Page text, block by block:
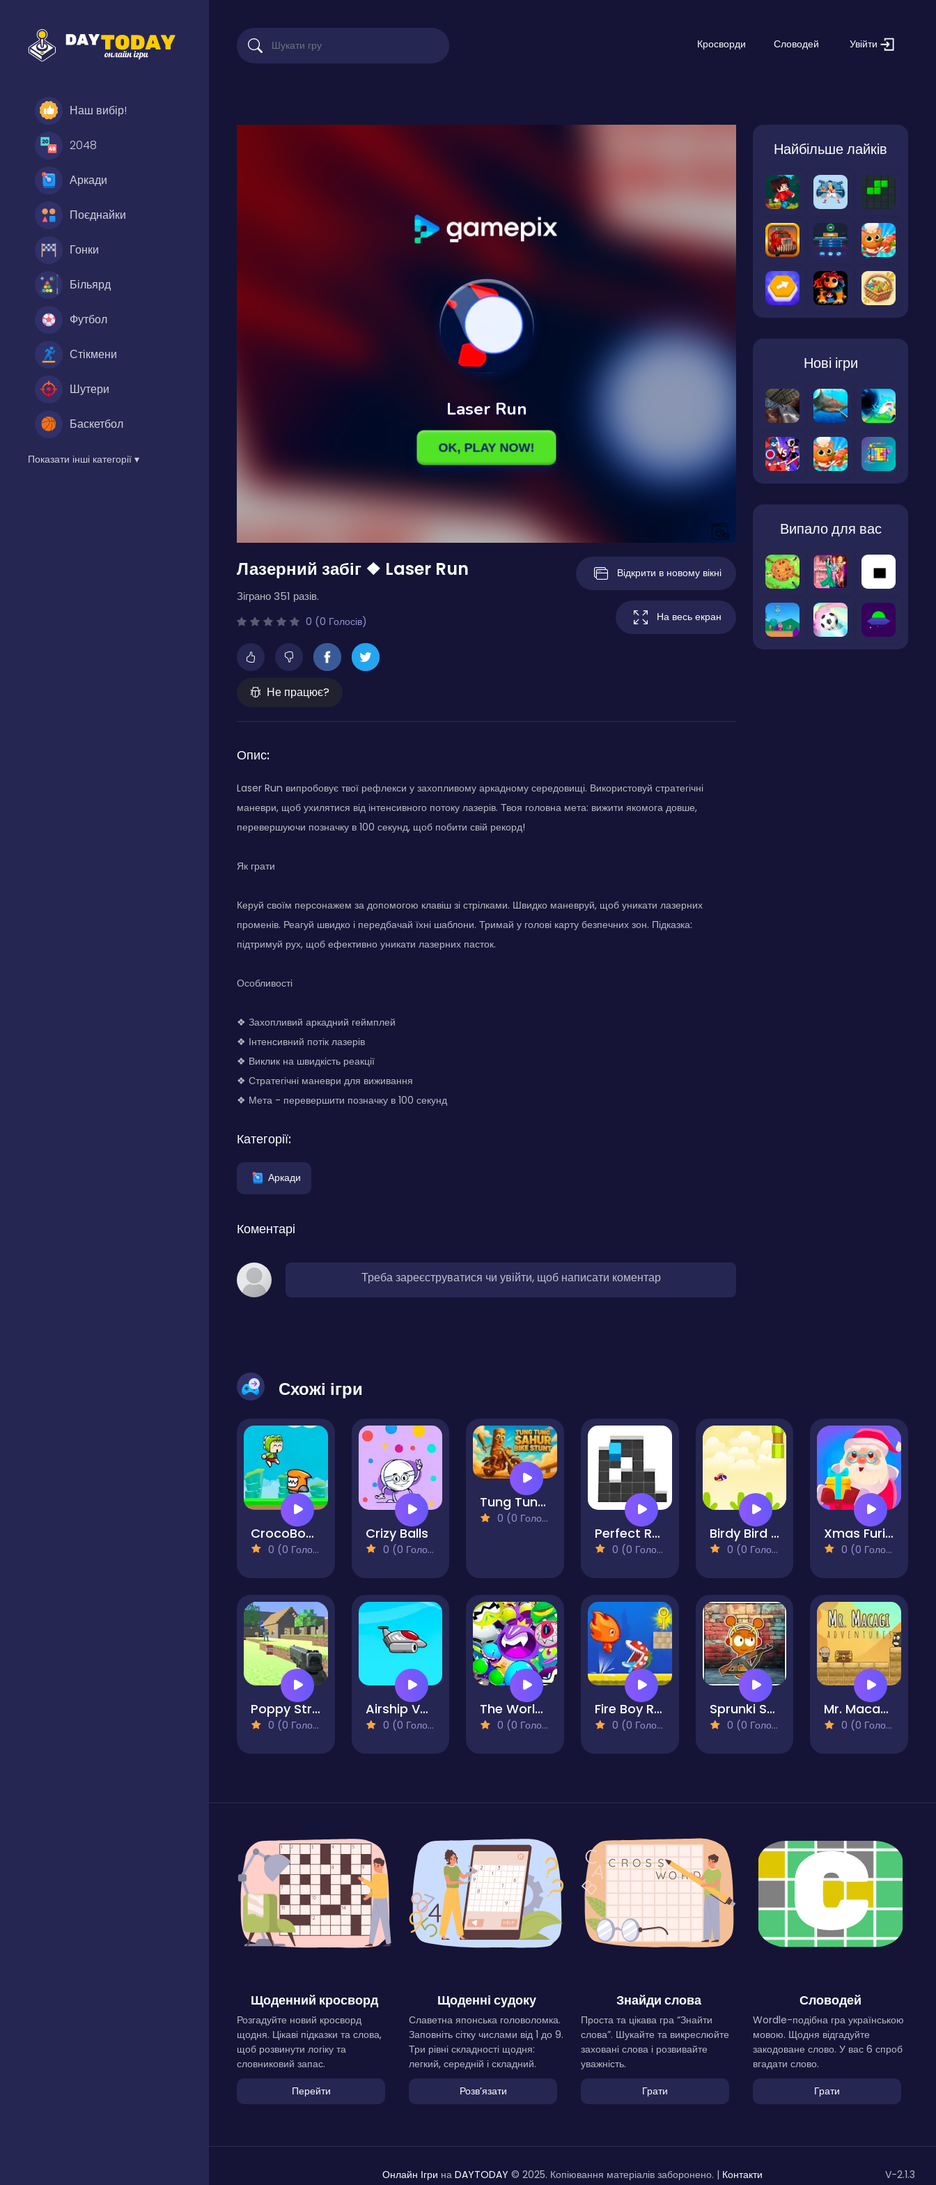
Наш вибір!
2048
Аркади
Поєднайки
Гонки
Більярд
Футбол
Стікмени
Шутери
Баскетбол
Показати інші категорії ▾
Кросворди Словодей Увійти
Лазерний забіг ❖ Laser Run
Зіграно 351 разів.
0 (0 Голосів)
Не працює?
Відкрити в новому вікні
На весь екран
Опис:
Laser Run випробовує твої рефлекси у захопливому аркадному середовищі. Використовуй стратегічні
маневри, щоб ухилятися від інтенсивного потоку лазерів. Твоя головна мета: вижити якомога довше,
перевершуючи позначку в 100 секунд, щоб побити свій рекорд!
Як грати
Керуй своїм персонажем за допомогою клавіш зі стрілками. Швидко маневруй, щоб уникати лазерних
променів. Реагуй швидко і передбачай їхні шаблони. Тримай у голові карту безпечних зон. Підказка:
підтримуй рух, щоб ефективно уникати лазерних пасток.
Особливості
❖ Захопливий аркадний геймплей
❖ Інтенсивний потік лазерів
❖ Виклик на швидкість реакції
❖ Стратегічні маневри для виживання
❖ Мета - перевершити позначку в 100 секунд
Категорії:
Аркади
Коментарі
Треба зареєструватися чи увійти, щоб написати коментар
Найбільше лайків
Нові ігри
Випало для вас
Схожі ігри
CrocoBoy Run
0 (0 Голосів)
Crizy Balls
0 (0 Голосів)
Tung Tung Sahur Bike Stunt
0 (0 Голосів)
Perfect Run
0 (0 Голосів)
Birdy Bird Floppy
0 (0 Голосів)
Xmas Furious
0 (0 Голосів)
Poppy Strike 2
0 (0 Голосів)
Airship Venture
0 (0 Голосів)
The World Of Bob
0 (0 Голосів)
Fire Boy Run Adventure
0 (0 Голосів)
Sprunki Shooter 2025
0 (0 Голосів)
Mr. Macagi Adventures
0 (0 Голосів)
Щоденний кросворд
Розгадуйте новий кросворд
щодня. Цікаві підказки та слова,
щоб розвинути логіку та
словниковий запас.
Перейти
Щоденні судоку
Славетна японська головоломка.
Заповніть сітку числами від 1 до 9.
Три рівні складності щодня:
легкий, середній і складний.
Розвʼязати
Знайди слова
Проста та цікава гра “Знайти
слова”. Шукайте та викреслюйте
заховані слова і розвивайте
уважність.
Грати
Словодей
Wordle-подібна гра українською
мовою. Щодня відгадуйте
закодоване слово. У вас 6 спроб
вгадати слово.
Грати
Онлайн Ігри на DAYTODAY © 2025. Копіювання матеріалів заборонено. | Контакти V-2.1.3